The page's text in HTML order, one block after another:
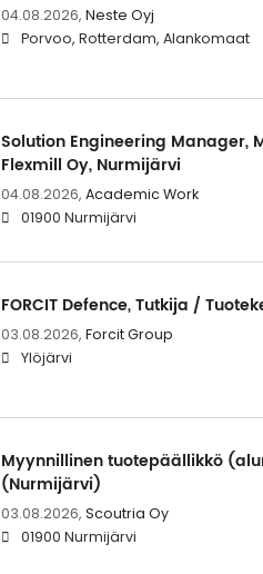
04.08.2026, Neste Oyj
Porvoo, Rotterdam, Alankomaat
Solution Engineering Manager,
Flexmill Oy, Nurmijärvi
04.08.2026, Academic Work
01900 Nurmijärvi
FORCIT Defence, Tutkija /
03.08.2026, Forcit Group
Ylöjärvi
Myynnillinen tuotepäällikkö
(Nurmijärvi)
03.08.2026, Scoutria Oy
01900 Nurmijärvi